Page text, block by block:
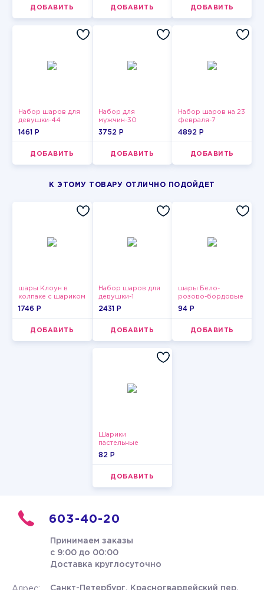
ДОБАВИТЬ ДОБАВИТЬ ДОБАВИТЬ
Набор шаров для
девушки-44
1461 P
ДОБАВИТЬ
Набор для
мужчин-30
3752 P
ДОБАВИТЬ
Набор шаров на 23
февраля-7
4892 P
ДОБАВИТЬ
К ЭТОМУ ТОВАРУ ОТЛИЧНО ПОДОЙДЕТ
шары Клоун в
колпаке с шариком
1746 P
ДОБАВИТЬ
Набор шаров для
девушки-1
2431 P
ДОБАВИТЬ
шары Бело-
розово-бордовые
металлик
94 P
ДОБАВИТЬ
Шарики
пастельные
82 P
ДОБАВИТЬ
603-40-20
Принимаем заказы
с 9:00 до 00:00
Доставка круглосуточно
Санкт-Петербург, Красногвардейский пер.